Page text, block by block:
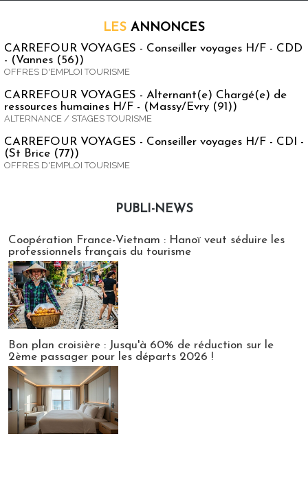
LES ANNONCES
CARREFOUR VOYAGES - Conseiller voyages H/F - CDD
- (Vannes (56))
OFFRES D'EMPLOI TOURISME
CARREFOUR VOYAGES - Alternant(e) Chargé(e) de
ressources humaines H/F - (Massy/Evry (91))
ALTERNANCE / STAGES TOURISME
CARREFOUR VOYAGES - Conseiller voyages H/F - CDI -
(St Brice (77))
OFFRES D'EMPLOI TOURISME
PUBLI-NEWS
Coopération France-Vietnam : Hanoï veut séduire les
professionnels français du tourisme
Bon plan croisière : Jusqu'à 60% de réduction sur le
2ème passager pour les départs 2026 !